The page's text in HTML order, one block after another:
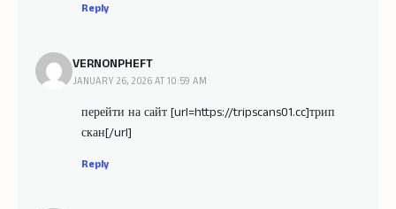
Reply
VERNONPHEFT
JANUARY 26, 2026 AT 10:59 AM
перейти на сайт [url=https://tripscans01.cc]трип
скан[/url]
Reply